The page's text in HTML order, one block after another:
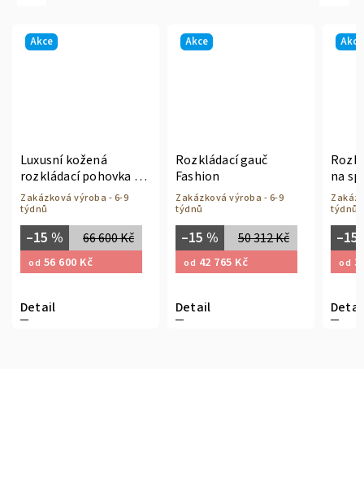
Akce
Luxusní kožená
rozkládací pohovka na
spaní Fashion
Zakázková výroba - 6-9
týdnů
66 600 Kč
–15 %
od 56 600 Kč
Detail
Akce
Rozkládací gauč
Fashion
Zakázková výroba - 6-9
týdnů
50 312 Kč
–15 %
od 42 765 Kč
Detail
Akce
na
týdnů
–15
od